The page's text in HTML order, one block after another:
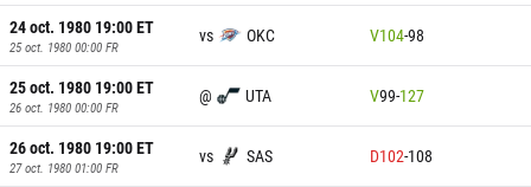
24 oct. 1980 19:00ET
25 oct. 1980 00:00 FR
vs OKC V104-98
25 oct. 1980 19:00ET
26 oct. 1980 00:00 FR
@ UTA V99-127
26 oct. 1980 19:00ET
27 oct. 1980 01:00 FR
vs SAS D102-108